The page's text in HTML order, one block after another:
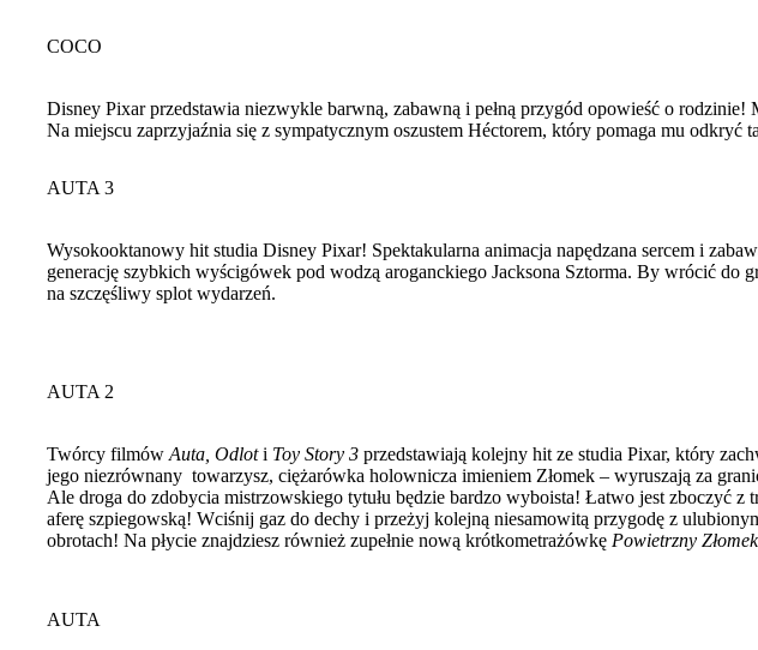
COCO
Disney Pixar przedstawia niezwykle barwną, zabawną i pełną przygód opowieść o
Na miejscu zaprzyjaźnia się z sympatycznym oszustem Héctorem, który pomaga mu odkryć
AUTA 3
Wysokooktanowy hit studia Disney Pixar! Spektakularna animacja napędzana sercem i
generację szybkich wyścigówek pod wodzą aroganckiego Jacksona Sztorma. By wrócić
na szczęśliwy splot wydarzeń.
AUTA 2
Twórcy filmów Auta, Odloti Toy Story 3 przedstawiają kolejny hit ze studia Pixar, który
jego niezrównany towarzysz, ciężarówka holownicza imieniem Złomek – wyruszają za
Ale droga do zdobycia mistrzowskiego tytułu będzie bardzo wyboista! Łatwo jest zboczyć
aferę szpiegowską! Wciśnij gaz do dechy i przeżyj kolejną niesamowitą przygodę z
obrotach! Na płycie znajdziesz również zupełnie nową krótkometrażówkę Powietrzny Złomek
AUTA